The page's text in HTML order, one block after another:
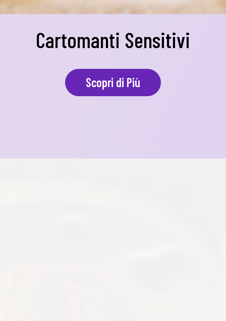
Cartomanti Sensitivi
Scopri di Più